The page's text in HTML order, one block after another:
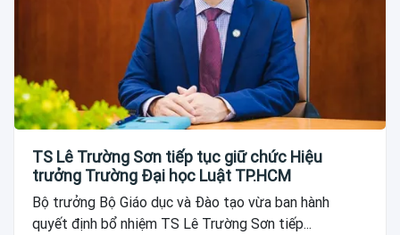
TS Lê Trường Sơn tiếp tục giữ chức Hiệu
trưởng Trường Đại học Luật TP.HCM
Bộ trưởng Bộ Giáo dục và Đào tạo vừa ban hành
quyết định bổ nhiệm TS Lê Trường Sơn tiếp...